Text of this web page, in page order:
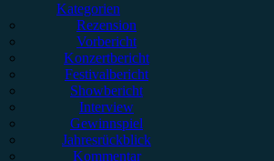
Kategorien
Rezension
Vorbericht
Konzertbericht
Festivalbericht
Showbericht
Interview
Gewinnspiel
Jahresrückblick
Kommentar